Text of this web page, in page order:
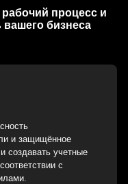
процесс и
вашего бизнеса
и защищённое
создавать учетные
с